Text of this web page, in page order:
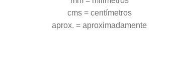
cms = centímetros
aprox. = aproximadamente